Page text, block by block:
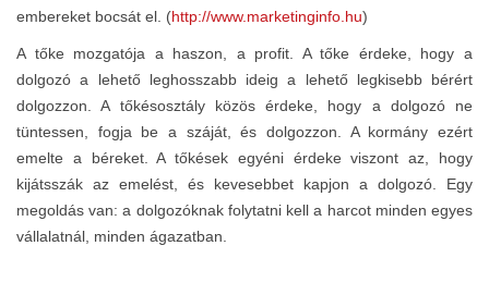
embereket bocsát el. (http://www.marketinginfo.hu)
A tőke mozgatója a haszon, a profit. A tőke érdeke, hogy a
dolgozó a lehető leghosszabb ideig a lehető legkisebb bérért
dolgozzon. A tőkésosztály közös érdeke, hogy a dolgozó ne
tüntessen, fogja be a száját, és dolgozzon. A kormány ezért
emelte a béreket. A tőkések egyéni érdeke viszont az, hogy
kijátsszák az emelést, és kevesebbet kapjon a dolgozó. Egy
megoldás van: a dolgozóknak folytatni kell a harcot minden egyes
vállalatnál, minden ágazatban.